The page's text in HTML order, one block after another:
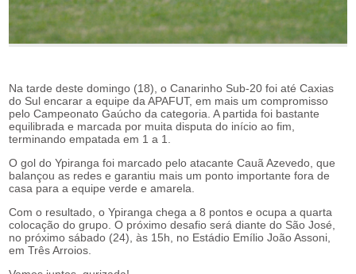
Na tarde deste domingo (18), o Canarinho Sub-20 foi até Caxias
do Sul encarar a equipe da APAFUT, em mais um compromisso
pelo Campeonato Gaúcho da categoria. A partida foi bastante
equilibrada e marcada por muita disputa do início ao fim,
terminando empatada em 1 a 1.
O gol do Ypiranga foi marcado pelo atacante Cauã Azevedo, que
balançou as redes e garantiu mais um ponto importante fora de
casa para a equipe verde e amarela.
Com o resultado, o Ypiranga chega a 8 pontos e ocupa a quarta
colocação do grupo. O próximo desafio será diante do São José,
no próximo sábado (24), às 15h, no Estádio Emílio João Assoni,
em Três Arroios.